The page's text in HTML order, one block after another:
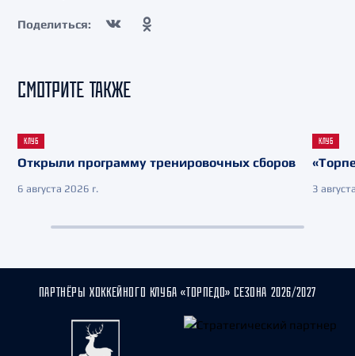
Поделиться:
СМОТРИТЕ ТАКЖЕ
КЛУБ
Открыли программу тренировочных сборов
6 августа 2026 г.
КЛУБ
3
ПАРТНЁРЫ ХОККЕЙНОГО КЛУБА «ТОРПЕДО» СЕЗОНА 2026/2027